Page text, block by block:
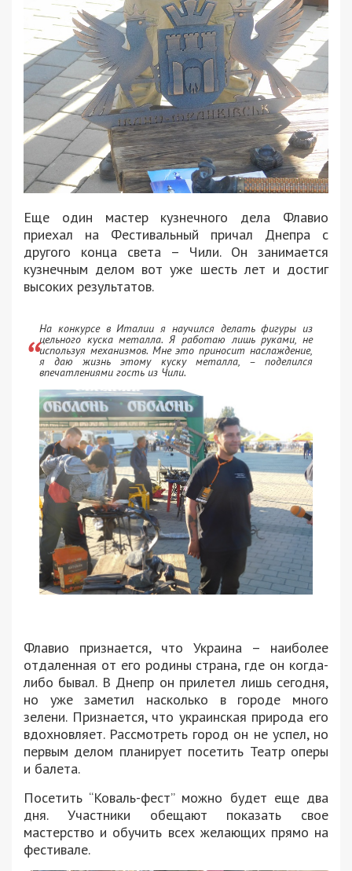
Еще один мастер кузнечного дела Флавио
приехал на Фестивальный причал Днепра с
другого конца света – Чили. Он занимается
кузнечным делом вот уже шесть лет и достиг
высоких результатов.
На конкурсе в Италии я научился делать фигуры из
цельного куска металла. Я работаю лишь руками, не
используя механизмов. Мне это приносит наслаждение,
я даю жизнь этому куску металла, – поделился
впечатлениями гость из Чили.
Флавио признается, что Украина – наиболее
отдаленная от его родины страна, где он когда-
либо бывал. В Днепр он прилетел лишь сегодня,
но уже заметил насколько в городе много
зелени. Признается, что украинская природа его
вдохновляет. Рассмотреть город он не успел, но
первым делом планирует посетить Театр оперы
и балета.
Посетить “Коваль-фест” можно будет еще два
дня. Участники обещают показать свое
мастерство и обучить всех желающих прямо на
фестивале.